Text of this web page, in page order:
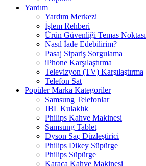
Yardım
Yardım Merkezi
İşlem Rehberi
Ürün Güvenliği Temas Noktası
Nasıl İade Edebilirim?
Pasaj Sipariş Sorgulama
iPhone Karşılaştırma
Televizyon (TV) Karşılaştırma
Telefon Sat
Popüler Marka Kategoriler
Samsung Telefonlar
JBL Kulaklık
Philips Kahve Makinesi
Samsung Tablet
Dyson Saç Düzleştirici
Philips Dikey Süpürge
Philips Süpürge
Karaca Kahve Makinesi